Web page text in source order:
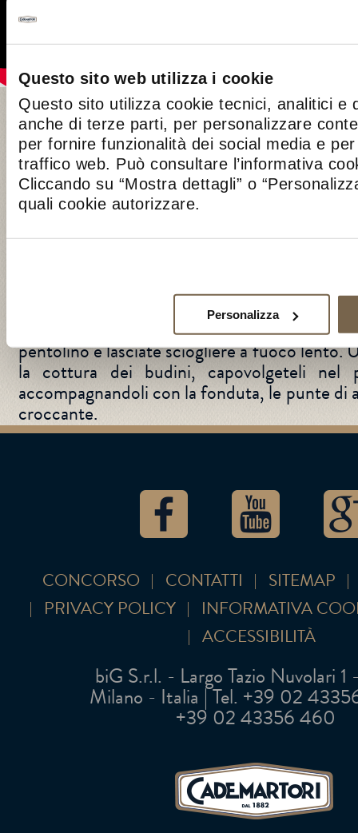
Questo sito web utilizza i cookie
Questo sito utilizza cookie tecnici, analitici e
anche di terze parti, per personalizzare
per fornire funzionalità dei social media e
traffico web. Può consultare l’informativa
Cliccando su “Mostra dettagli” o
quali cookie autorizzare.
Personalizza
DESCRIZIONE
Cuocete gli asparagi in acqua bollente
nel ghiaccio per conservare il colore verde.
punte. Per preparare il budino: frullate
uovo intero e poi inserite il composto negli
vapore, 95 gradi per 16 minuti) oppure
con un dito d’acqua, appoggiando gli
preparare la fonduta diTaleggio, mescolate
pentolino e lasciate sciogliere a fuoco lento.
la cottura dei budini, capovolgeteli nel
accompagnandoli con la fonduta, le punte di
croccante.
CONCORSO CONTATTI
SITEMAP
PRIVACY POLICY
INFORMATIVA
ACCESSIBILITÀ
biG S.r.l. - Largo Tazio Nuvolari
Milano - Italia | Tel. +39 02 43356
+39 02 43356 460